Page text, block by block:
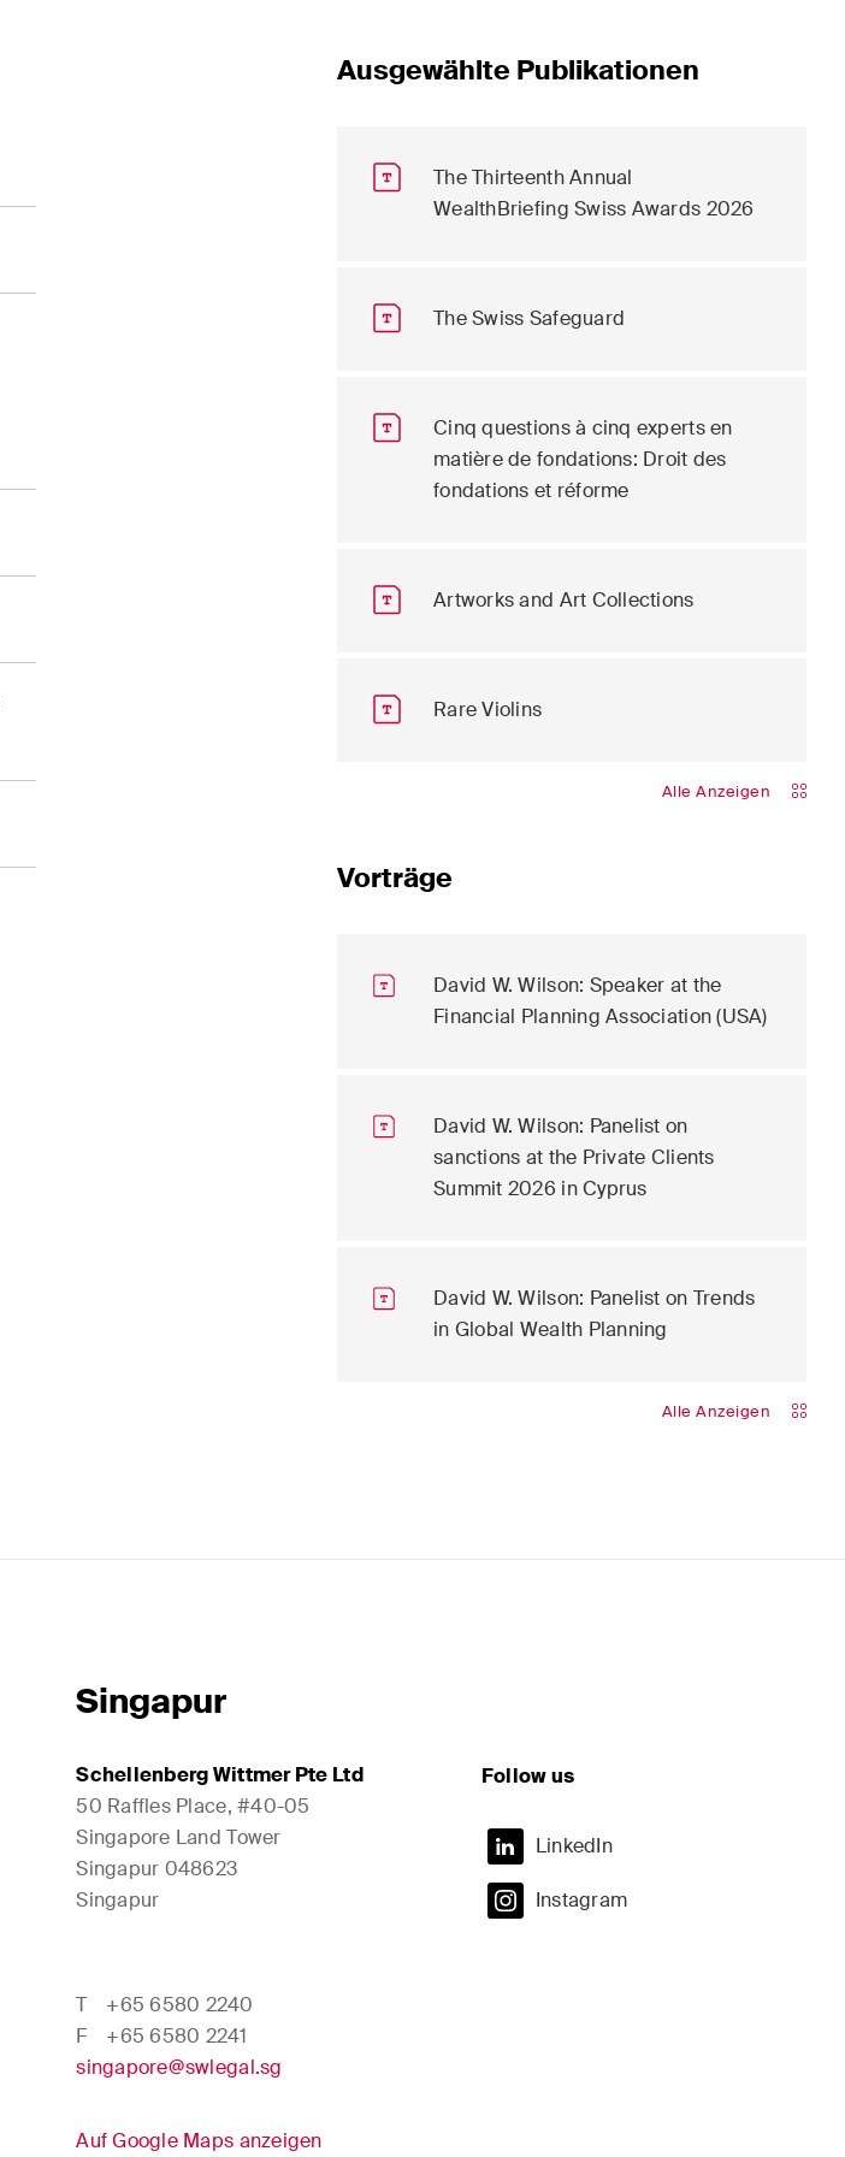
Ausgewählte Publikationen
The Thirteenth Annual
WealthBriefing Swiss Awards 2026
The Swiss Safeguard
Cinq questions à cinq experts en
matière de fondations: Droit des
fondations et réforme
Artworks and Art Collections
Rare Violins
Alle Anzeigen
Vorträge
David W. Wilson: Speaker at the
Financial Planning Association (USA)
David W. Wilson: Panelist on
sanctions at the Private Clients
Summit 2026 in Cyprus
David W. Wilson: Panelist on Trends
in Global Wealth Planning
Alle Anzeigen
Singapur
Schellenberg Wittmer Pte Ltd
50 Raffles Place, #40-05
Singapore Land Tower
Singapur 048623
Singapur
T
+65 6580 2240
F
+65 6580 2241
singapore@swlegal.sg
Auf Google Maps anzeigen
Follow us
LinkedIn
Instagram